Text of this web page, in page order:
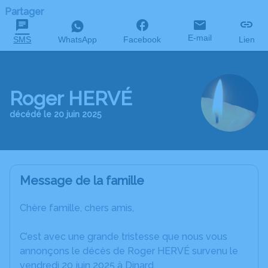
Partager
SMS WhatsApp Facebook E-mail Lien
Roger HERVÉ
décédé le 20 juin 2025
Message de la famille
Chère famille, chers amis,
C’est avec une grande tristesse que nous vous
annonçons le décès de Roger HERVÉ survenu le
vendredi 20 juin 2025 à Dinard.